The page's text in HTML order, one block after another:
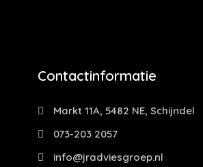
Contactinformatie
Markt 11A, 5482 NE, Schijndel
073-203 2057
info@jradviesgroep.nl